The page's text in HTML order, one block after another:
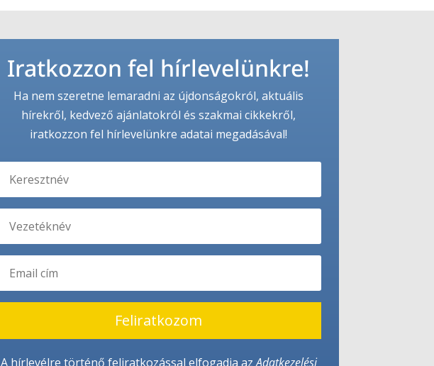
Iratkozzon fel hírlevelünkre!
Ha nem szeretne lemaradni az újdonságokról, aktuális
hírekről, kedvező ajánlatokról és szakmai cikkekről,
iratkozzon fel hírlevelünkre adatai megadásával!
Feliratkozom
A hírlevélre történő feliratkozással elfogadja azAdatkezelési